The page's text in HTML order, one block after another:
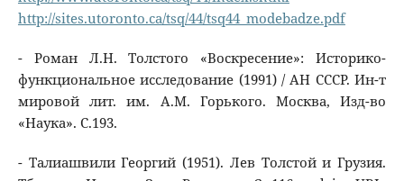
http://sites.utoronto.ca/tsq/44/tsq44_modebadze.pdf
- Роман Л.Н. Толстого «Воскресение»: Историко-
функциональное исследование (1991) / АН СССР. Ин-т
мировой лит. им. А.М. Горького. Москва, Изд-во
«Наука». С.193.
- Талиашвили Георгий (1951). Лев Толстой и Грузия.